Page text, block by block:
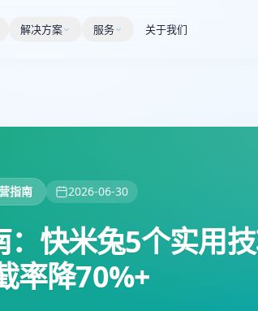
解决方案 服务 关于我们
指南 2026-06-30
快米兔5个实用
率降70%+